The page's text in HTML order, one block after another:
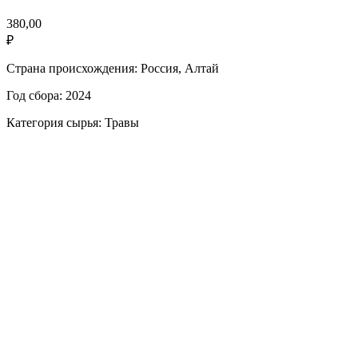
380,00
₽
Страна происхождения: Россия, Алтай
Год сбора: 2024
Категория сырья: Травы